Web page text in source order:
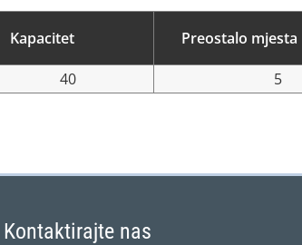
Kapacitet Preostalo mjesta
40 5
Kontaktirajte nas